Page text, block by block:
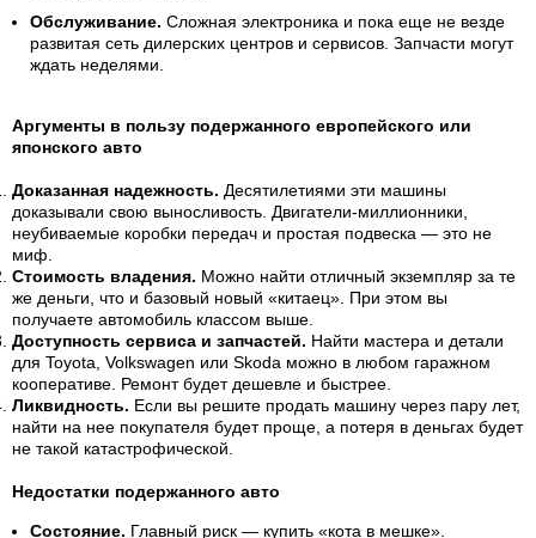
Обслуживание. Сложная электроника и пока еще не везде
развитая сеть дилерских центров и сервисов. Запчасти могут
ждать неделями.
Аргументы в пользу подержанного европейского или
японского авто
Доказанная надежность. Десятилетиями эти машины
доказывали свою выносливость. Двигатели-миллионники,
неубиваемые коробки передач и простая подвеска — это не
миф.
Стоимость владения. Можно найти отличный экземпляр за те
же деньги, что и базовый новый «китаец». При этом вы
получаете автомобиль классом выше.
Доступность сервиса и запчастей. Найти мастера и детали
для Toyota, Volkswagen или Skoda можно в любом гаражном
кооперативе. Ремонт будет дешевле и быстрее.
Ликвидность. Если вы решите продать машину через пару лет,
найти на нее покупателя будет проще, а потеря в деньгах будет
не такой катастрофической.
Недостатки подержанного авто
Состояние. Главный риск — купить «кота в мешке».